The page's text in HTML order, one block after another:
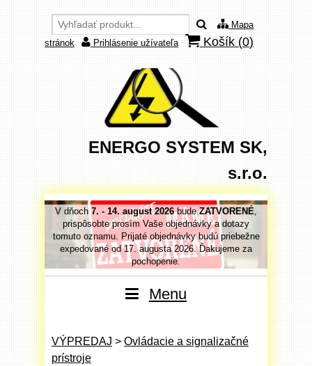
Mapa
stránok
Prihlásenie užívateľa Košík (0)
ENERGO SYSTEM SK,
s.r.o.
,
za
V dňoch 7. - 14. august 2026bude ZATVORENÉ,
prispôsobte prosím Vaše objednávky a dotazy
tomuto oznamu. Prijaté objednávky budú priebežne
expedované od 17. augusta 2026. Ďakujeme za
pochopenie.
V
tomuto
Menu
VÝPREDAJ > Ovládacie a signalizačné
prístroje